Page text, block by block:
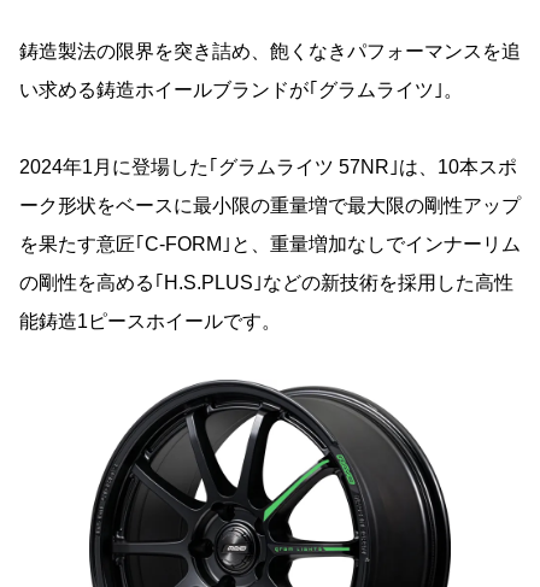
鋳造製法の限界を突き詰め、飽くなきパフォーマンスを追
い求める鋳造ホイールブランドが｢グラムライツ｣。
2024年1月に登場した｢グラムライツ 57NR｣は、10本スポ
ーク形状をベースに最小限の重量増で最大限の剛性アップ
を果たす意匠｢C-FORM｣と、重量増加なしでインナーリム
の剛性を高める｢H.S.PLUS｣などの新技術を採用した高性
能鋳造1ピースホイールです。